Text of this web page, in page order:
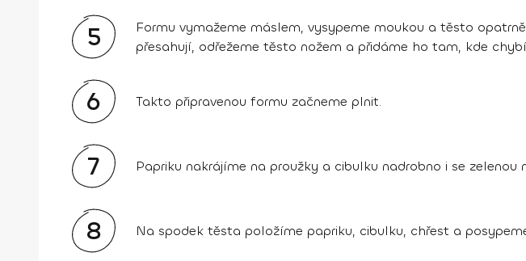
5
Formu vymažeme máslem, vysypeme moukou a těsto
přesahují, odřežeme těsto nožem a přidáme ho tam, kde
6 Takto připravenou formu začneme plnit.
7 Papriku nakrájíme na proužky a cibulku nadrobno i se zelenou
8 Na spodek těsta položíme papriku, cibulku, chřest a